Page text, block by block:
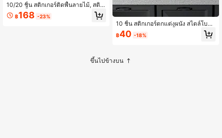
10/20 ชิ้น สติกเกอร์ติดพื้นลายไม้, สติกเ
กอร์ติดพื้น PVC แบบลอกและติด, สติกเ
กอร์ติดพื้นกระเบื้องไวนิลกันน้ำหนา, เห
฿168 -23%
10 ชิ้น สติกเกอร์ตกแต่งผนัง สไตล์โบฮีเ
มียน, สติกเกอร์ครัวกันน้ำแบบติดเอง, เ
หมาะสำหรับห้องครัว ห้องน้ำ, สติกเกอร์
฿40 -18%
ขึ้นไปข้างบน